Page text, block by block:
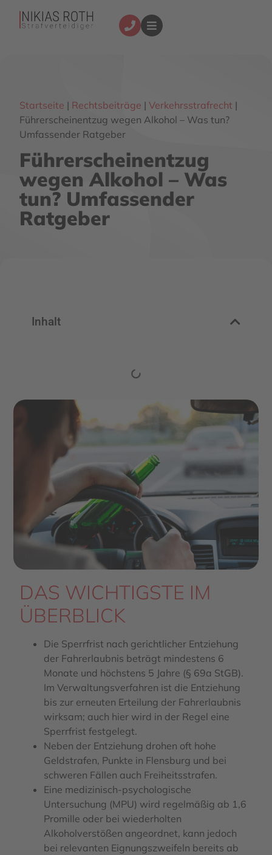
Startseite | Rechtsbeiträge |Verkehrsstrafrecht |
Führerscheinentzug wegen Alkohol – Was tun?
Umfassender Ratgeber
Führerscheinentzug
wegen Alkohol – Was
tun? Umfassender
Ratgeber
Inhalt
DAS WICHTIGSTE IM
ÜBERBLICK
Die Sperrfrist nach gerichtlicher Entziehung
der Fahrerlaubnis beträgt mindestens 6
Monate und höchstens 5 Jahre (§ 69a StGB).
Im Verwaltungsverfahren ist die Entziehung
bis zur erneuten Erteilung der Fahrerlaubnis
wirksam; auch hier wird in der Regel eine
Sperrfrist festgelegt.
Neben der Entziehung drohen oft hohe
Geldstrafen, Punkte in Flensburg und bei
schweren Fällen auch Freiheitsstrafen.
Eine medizinisch-psychologische
Untersuchung (MPU) wird regelmäßig ab 1,6
Promille oder bei wiederholten
Alkoholverstößen angeordnet, kann jedoch
bei relevanten Eignungszweifeln bereits ab